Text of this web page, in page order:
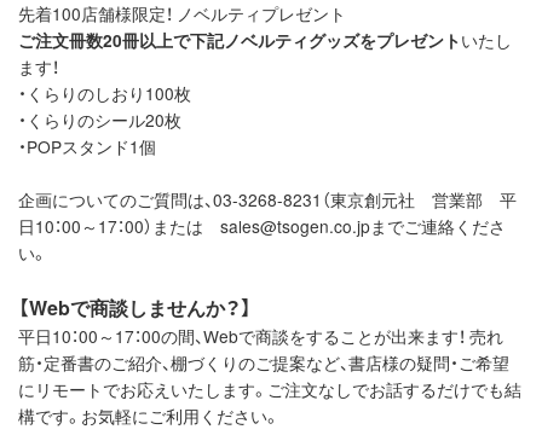
先着100店舗様限定！ ノベルティプレゼント
ご注文冊数20冊以上で下記ノベルティグッズをプレゼントいたし
ます！
・くらりのしおり100枚
・くらりのシール20枚
・POPスタンド1個
企画についてのご質問は、03-3268-8231（東京創元社 営業部 平
日10：00～17：00）または sales@tsogen.co.jpまでご連絡くださ
い。
【Webで商談しませんか？】
平日10：00～17：00の間、Webで商談をすることが出来ます！ 売れ
筋・定番書のご紹介、棚づくりのご提案など、書店様の疑問・ご希望
にリモートでお応えいたします。ご注文なしでお話するだけでも結
構です。お気軽にご利用ください。